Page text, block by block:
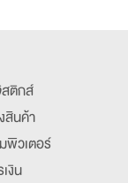
สติกส์
สินค้า
พิวเตอร์
งิน